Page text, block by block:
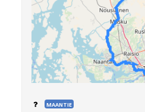
MAANTIE